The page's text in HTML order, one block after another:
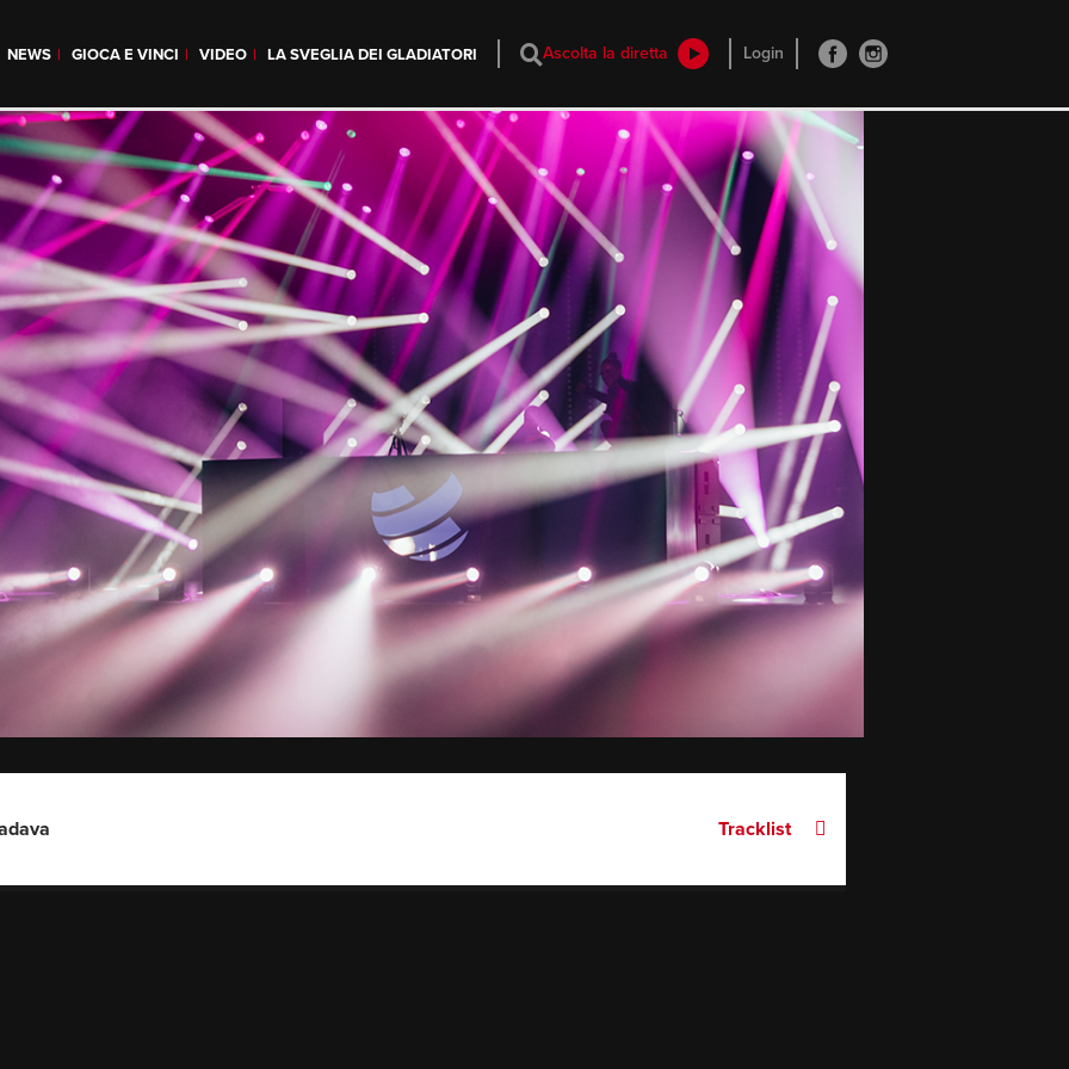
NEWS GIOCA E VINCI VIDEO LA SVEGLIA DEI GLADIATORI Ascolta la diretta Login
Tracklist